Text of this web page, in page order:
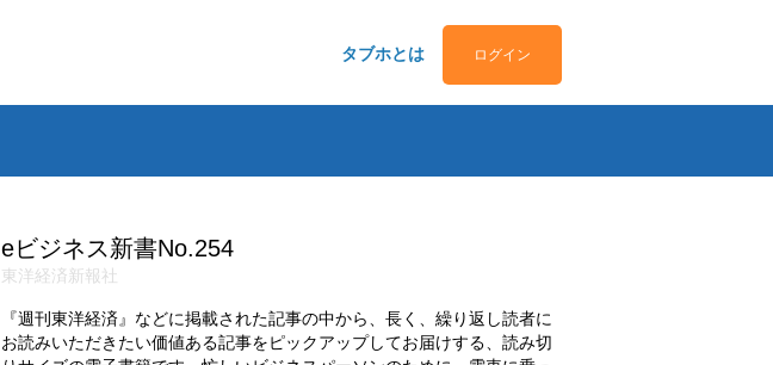
タブホとは ログイン
eビジネス新書No.254
東洋経済新報社
『週刊東洋経済』などに掲載された記事の中から、長く、繰り返し読者に
お読みいただきたい価値ある記事をピックアップしてお届けする、読み切